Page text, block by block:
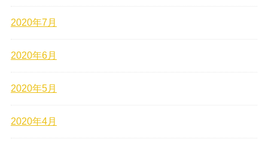
2020年7月
2020年6月
2020年5月
2020年4月